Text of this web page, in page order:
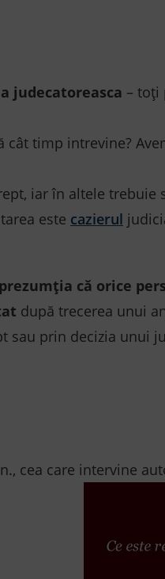
judecatoreasca – toți
cât timp intrevine?
iar în altele
este cazierul
prezumția că orice
după trecerea unui
sau prin decizia unui
cea care intervine